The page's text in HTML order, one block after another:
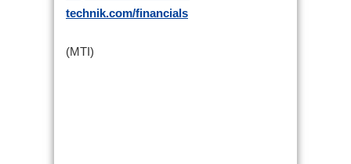
technik.com/financials
(MTI)